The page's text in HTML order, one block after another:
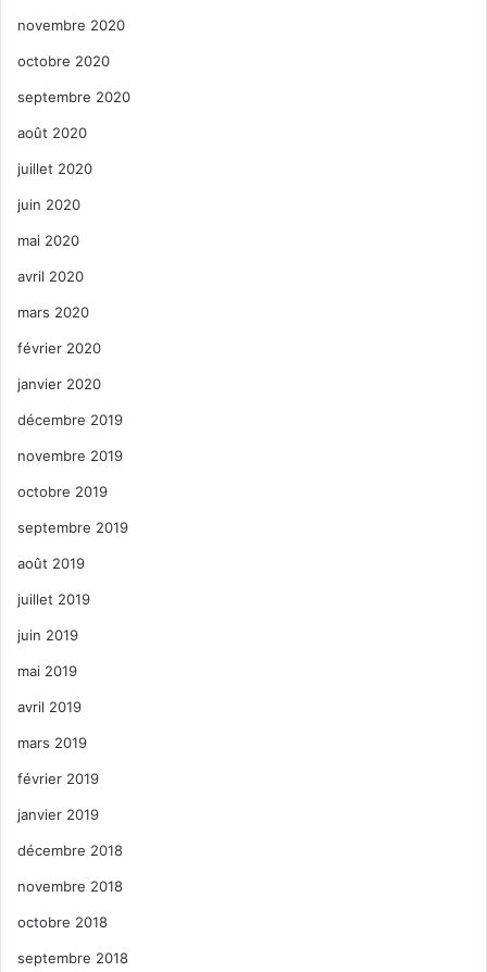
novembre 2020
octobre 2020
septembre 2020
août 2020
juillet 2020
juin 2020
mai 2020
avril 2020
mars 2020
février 2020
janvier 2020
décembre 2019
novembre 2019
octobre 2019
septembre 2019
août 2019
juillet 2019
juin 2019
mai 2019
avril 2019
mars 2019
février 2019
janvier 2019
décembre 2018
novembre 2018
octobre 2018
septembre 2018